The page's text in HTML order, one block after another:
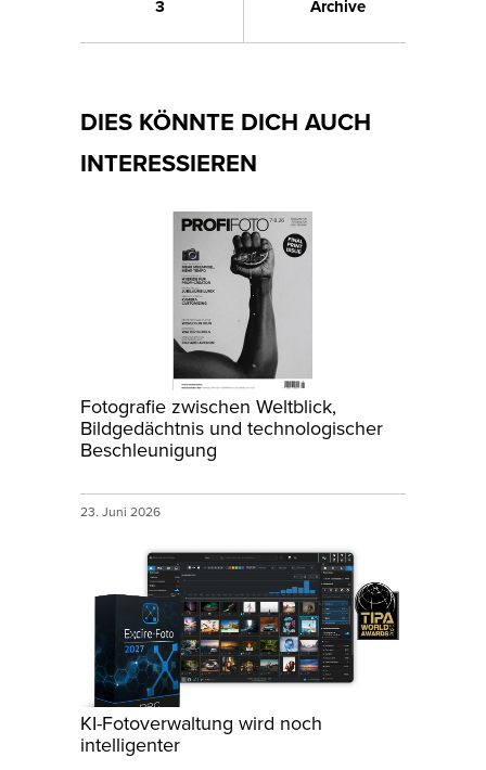
3
Archive
DIES KÖNNTE DICH AUCH
INTERESSIEREN
Fotografie zwischen Weltblick,
Bildgedächtnis und technologischer
Beschleunigung
23. Juni 2026
KI-Fotoverwaltung wird noch
intelligenter